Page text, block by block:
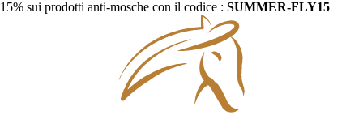
15% sui prodotti anti-mosche con il codice : SUMMER-FLY15